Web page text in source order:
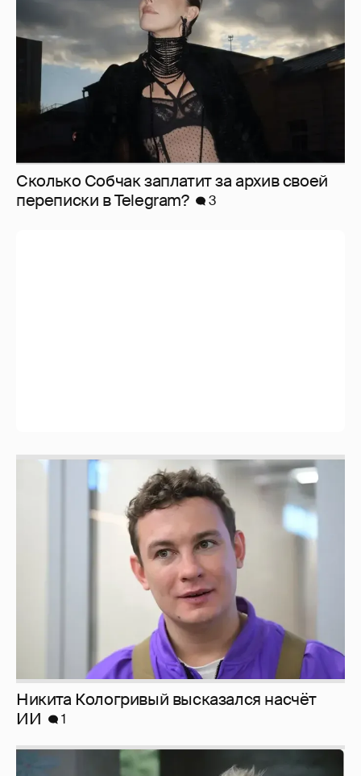
Сколько Собчак заплатит за архив своей
перeписки в Telegram?
3
Никита Кологривый высказался насчёт